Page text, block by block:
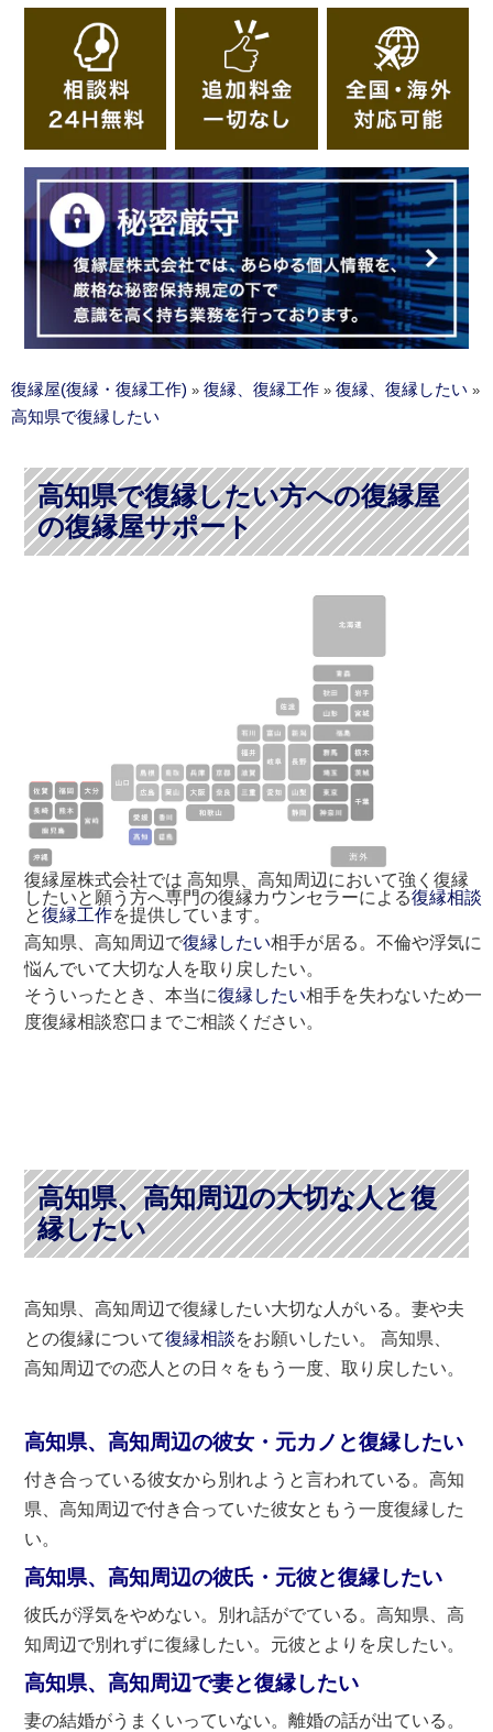
復縁屋(復縁・復縁工作) » 復縁、復縁工作 » 復縁、復縁したい »
高知県で復縁したい
高知県で復縁したい方への復縁屋
の復縁屋サポート
復縁屋株式会社では 高知県、高知周辺において強く復縁
したいと願う方へ専門の復縁カウンセラーによる復縁相談
と復縁工作を提供しています。
高知県、高知周辺で復縁したい相手が居る。不倫や浮気に
悩んでいて大切な人を取り戻したい。
そういったとき、本当に復縁したい相手を失わないため一
度復縁相談窓口までご相談ください。
高知県、高知周辺の大切な人と復
縁したい
高知県、高知周辺で復縁したい大切な人がいる。妻や夫
との復縁について復縁相談をお願いしたい。 高知県、
高知周辺での恋人との日々をもう一度、取り戻したい。
高知県、高知周辺の彼女・元カノと復縁したい
付き合っている彼女から別れようと言われている。高知
県、高知周辺で付き合っていた彼女ともう一度復縁した
い。
高知県、高知周辺の彼氏・元彼と復縁したい
彼氏が浮気をやめない。別れ話がでている。高知県、高
知周辺で別れずに復縁したい。元彼とよりを戻したい。
高知県、高知周辺で妻と復縁したい
妻の結婚がうまくいっていない。離婚の話が出ている。